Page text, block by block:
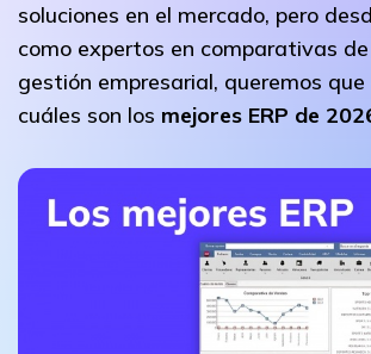
soluciones en el mercado, pero
como expertos en comparativas
gestión empresarial, queremos que
cuáles son los mejores ERP de